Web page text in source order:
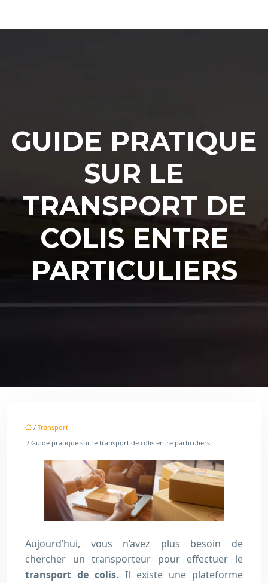
GUIDE PRATIQUE
SUR LE
TRANSPORT DE
COLIS ENTRE
PARTICULIERS
/ Transport
/ Guide pratique sur le transport de colis entre particuliers
Aujourd’hui, vous n’avez plus besoin de
chercher un transporteur pour effectuer le
transport de colis. Il existe une plateforme